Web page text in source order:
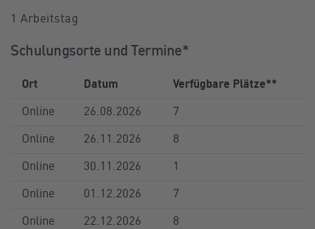
1 Arbeitstag
Schulungsorte und Termine*
Ort Datum Verfügbare Plätze**
Online 26.08.2026 7
Online 26.11.2026 8
Online 30.11.2026 1
Online 01.12.2026 7
Online 22.12.2026 8